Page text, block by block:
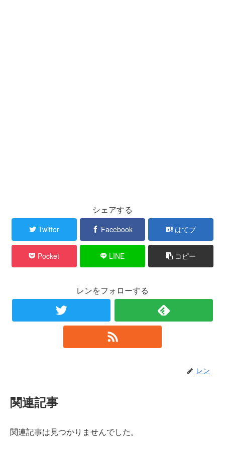
シェアする
Twitter Facebook はてブ
Pocket LINE コピー
レンをフォローする
レン
関連記事
関連記事は見つかりませんでした。